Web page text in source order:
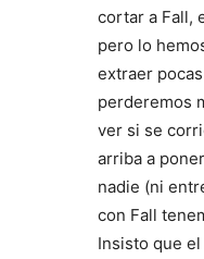
cortar a Fall,
pero lo
extraer
perderemos
ver si se
arriba a
nadie (ni
con Fall
Insisto que